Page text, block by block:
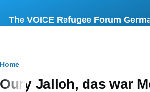
The VOICE Refugee Forum
Breadcrumb
Home
Oury Jalloh, das war